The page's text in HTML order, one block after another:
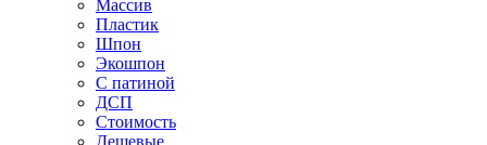
Массив
Пластик
Шпон
Экошпон
С патиной
ДСП
Стоимость
Дешевые